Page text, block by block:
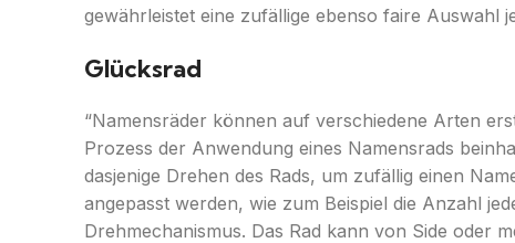
gewährleistet eine zufällige ebenso faire Auswahl
Glücksrad
“Namensräder können auf verschiedene Arten
Prozess der Anwendung eines Namensrads
dasjenige Drehen des Rads, um zufällig einen
angepasst werden, wie zum Beispiel die Anzahl
Drehmechanismus. Das Rad kann von Side oder